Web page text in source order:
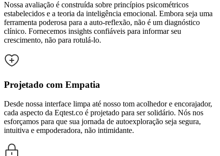
Nossa avaliação é construída sobre princípios psicométricos
estabelecidos e a teoria da inteligência emocional. Embora seja uma
ferramenta poderosa para a auto-reflexão, não é um diagnóstico
clínico. Fornecemos insights confiáveis para informar seu
crescimento, não para rotulá-lo.
Projetado com Empatia
Desde nossa interface limpa até nosso tom acolhedor e encorajador,
cada aspecto da Eqtest.co é projetado para ser solidário. Nós nos
esforçamos para que sua jornada de autoexploração seja segura,
intuitiva e empoderadora, não intimidante.